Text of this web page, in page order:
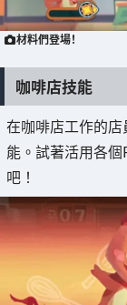
材料們登場！
咖啡店技能
在咖啡店工作的
能。試著活用各
吧！